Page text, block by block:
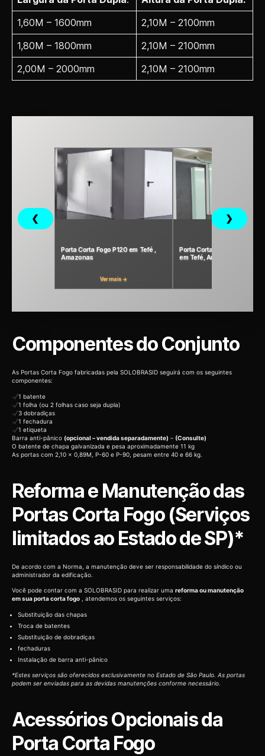
1,60M – 1600mm
2,10M – 2100mm
1,80M – 1800mm
2,10M – 2100mm
2,00M – 2000mm
2,10M – 2100mm
❮
Porta Corta Fogo P120 em Tefé ,
Amazonas
Ver mais →
Porta Corta Fogo P240
em Tefé, Amazonas
❯
Componentes do Conjunto
As Portas Corta Fogo fabricadas pela SOLOBRASID seguirá com os seguintes
componentes:
1 batente
1 folha (ou 2 folhas caso seja dupla)
3 dobradiças
1 fechadura
1 etiqueta
Barra anti-pânico (opcional – vendida separadamente) – (Consulte)
O batente de chapa galvanizada e pesa aproximadamente 11 kg
As portas com 2,10 x 0,89M, P-60 e P-90, pesam entre 40 e 66 kg.
Reforma e Manutenção das
Portas Corta Fogo (Serviços
limitados ao Estado de SP)*
De acordo com a Norma, a manutenção deve ser responsabilidade do síndico ou
administrador da edificação.
Você pode contar com a SOLOBRASID para realizar uma reforma ou manutenção
em sua porta corta fogo , atendemos os seguintes serviços:
Substituição das chapas
Troca de batentes
Substituição de dobradiças
fechaduras
Instalação de barra anti-pânico
*Estes serviços são oferecidos exclusivamente no Estado de São Paulo. As portas
podem ser enviadas para as devidas manutenções conforme necessário.
Acessórios Opcionais da
Porta Corta Fogo